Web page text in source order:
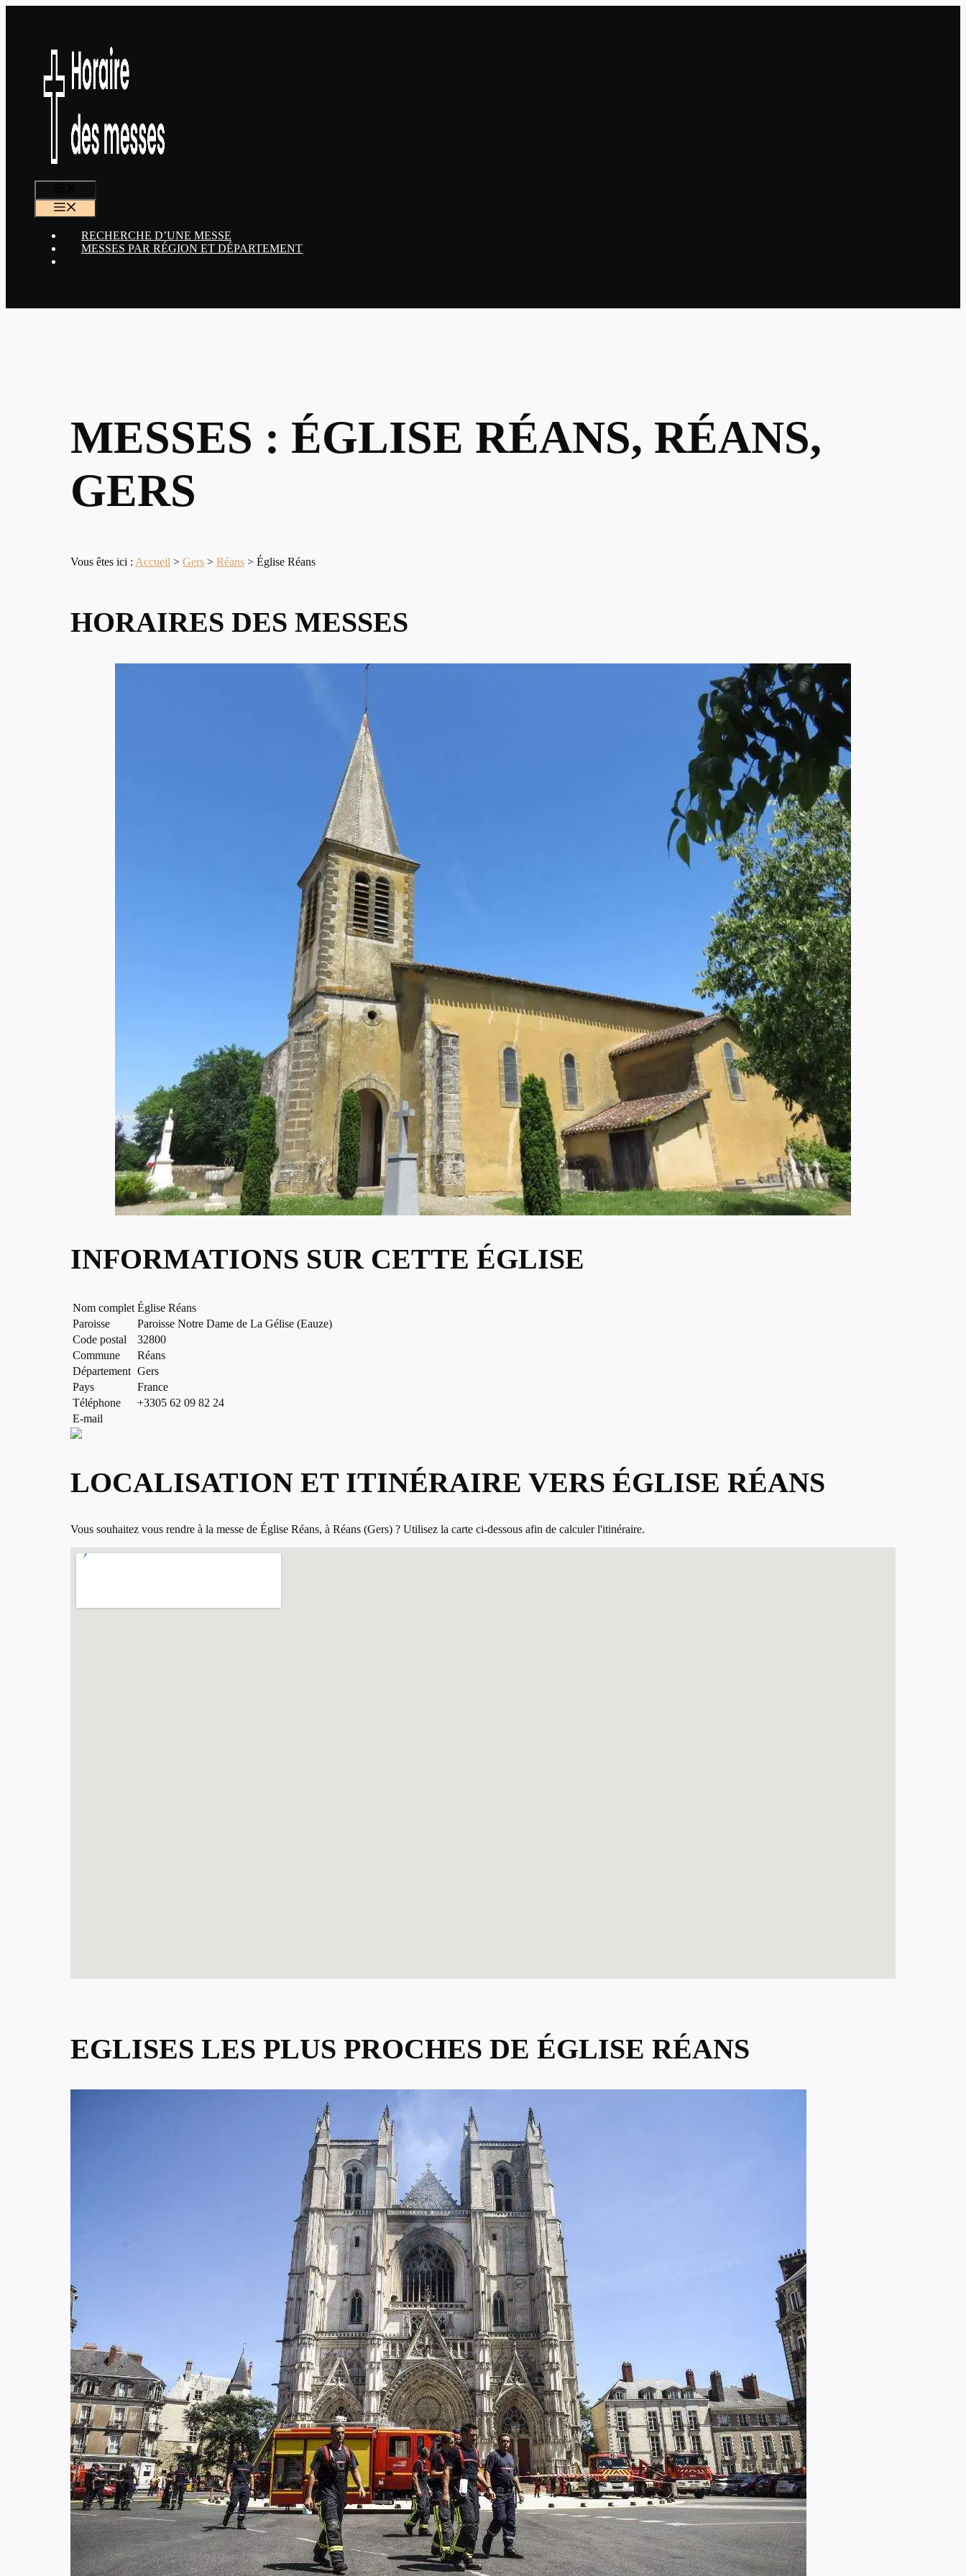
RECHERCHE D’UNE MESSE
MESSES PAR RÉGION ET DÉPARTEMENT
MESSES : ÉGLISE RÉANS, RÉANS,
GERS
Vous êtes ici : Accueil > Gers > Réans > Église Réans
HORAIRES DES MESSES
INFORMATIONS SUR CETTE ÉGLISE
Nom complet Église Réans
Paroisse
Paroisse Notre Dame de La Gélise (Eauze)
Code postal
32800
Commune
Réans
Département Gers
Pays
France
Téléphone
+3305 62 09 82 24
E-mail
LOCALISATION ET ITINÉRAIRE VERS ÉGLISE RÉANS
Vous souhaitez vous rendre à la messe de Église Réans, à Réans (Gers) ? Utilisez la carte ci-dessous afin de calculer l'itinéraire.
EGLISES LES PLUS PROCHES DE ÉGLISE RÉANS